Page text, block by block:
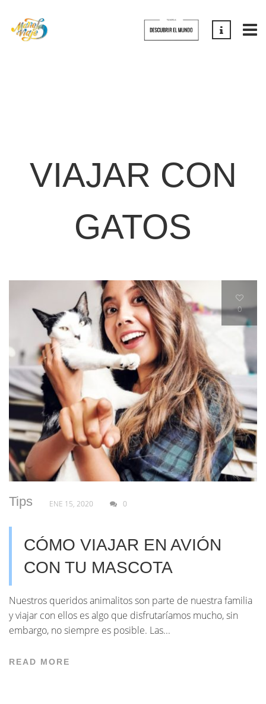
VIAJAR CON
GATOS
0
Tips ENE 15, 2020 0
CÓMO VIAJAR EN AVIÓN
CON TU MASCOTA
Nuestros queridos animalitos son parte de nuestra familia
y viajar con ellos es algo que disfrutaríamos mucho, sin
embargo, no siempre es posible. Las...
READ MORE